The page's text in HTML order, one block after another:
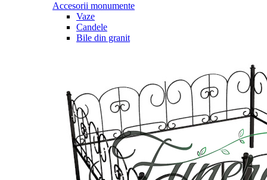
Accesorii monumente
Vaze
Candele
Bile din granit